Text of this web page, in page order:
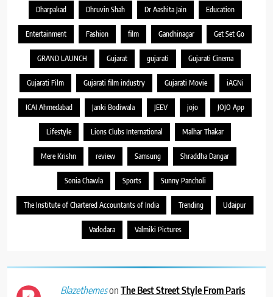
Dharpakad Dhruvin Shah Dr Aashita Jain Education
Entertainment Fashion film Gandhinagar Get Set Go
GRAND LAUNCH Gujarat gujarati Gujarati Cinema
Gujarati Film Gujarati film industry Gujarati Movie iAGNi
ICAI Ahmedabad Janki Bodiwala JEEV jojo JOJO App
Lifestyle Lions Clubs International Malhar Thakar
Mere Krishn review Samsung Shraddha Dangar
Sonia Chawla Sports Sunny Pancholi
The Institute of Chartered Accountants of India Trending Udaipur
Vadodara Valmiki Pictures
BlazethemesonThe Best Street Style From Paris